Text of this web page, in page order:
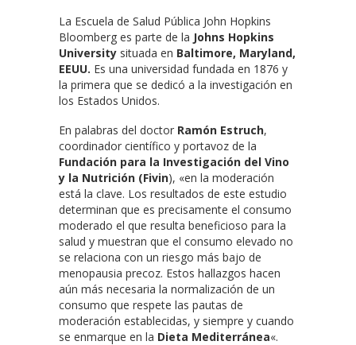
La Escuela de Salud Pública John Hopkins
Bloomberg es parte de la Johns Hopkins
University situada en Baltimore, Maryland,
EEUU. Es una universidad fundada en 1876 y
la primera que se dedicó a la investigación en
los Estados Unidos.
En palabras del doctor Ramón Estruch,
coordinador científico y portavoz de la
Fundación para la Investigación del Vino
y la Nutrición (Fivin), «en la moderación
está la clave. Los resultados de este estudio
determinan que es precisamente el consumo
moderado el que resulta beneficioso para la
salud y muestran que el consumo elevado no
se relaciona con un riesgo más bajo de
menopausia precoz. Estos hallazgos hacen
aún más necesaria la normalización de un
consumo que respete las pautas de
moderación establecidas, y siempre y cuando
se enmarque en la Dieta Mediterránea«.